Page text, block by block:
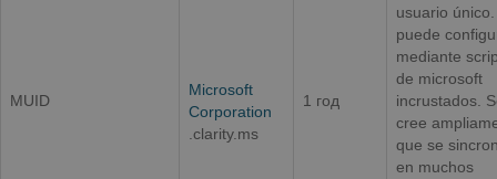
MUID
Microsoft
Corporation
.clarity.ms
1 год
usuario
puede
mediante
de microsoft
incrustados.
cree
que se
en muchos